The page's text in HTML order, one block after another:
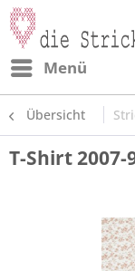
Menü
Übersicht
T-Shirt 2007-